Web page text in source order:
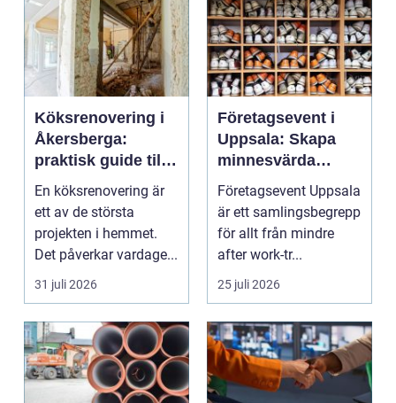
Köksrenovering i
Åkersberga:
praktisk guide till
ett smartare kök
En köksrenovering är
ett av de största
projekten i hemmet.
Det påverkar vardage...
31 juli 2026
Företagsevent i
Uppsala: Skapa
minnesvärda
möten som bygger
starkare team
Företagsevent Uppsala
är ett samlingsbegrepp
för allt från mindre
after work-tr...
25 juli 2026